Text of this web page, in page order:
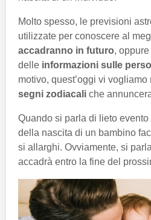
Molto spesso, le previsioni
utilizzate per conoscere al
accadranno in futuro,
delle informazioni sulle
motivo, quest’oggi vi
segni zodiacali che
Quando si parla di lieto
della nascita di un bambino
si allarghi. Ovviamente, si
accadrà entro la fine del